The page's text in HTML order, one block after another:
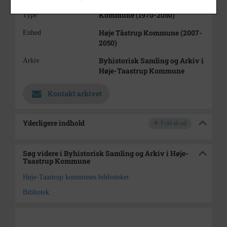
Type Kommune (1970-2050)
Enhed
Høje Tåstrup Kommune (2007-
2050)
Arkiv
Byhistorisk Samling og Arkiv i
Høje-Taastrup Kommune
Kontakt arkivet
Yderligere indhold Fold alt ud
Søg videre i Byhistorisk Samling og Arkiv i Høje-
Taastrup Kommune
Høje-Taastrup kommunes biblioteker
Bibliotek